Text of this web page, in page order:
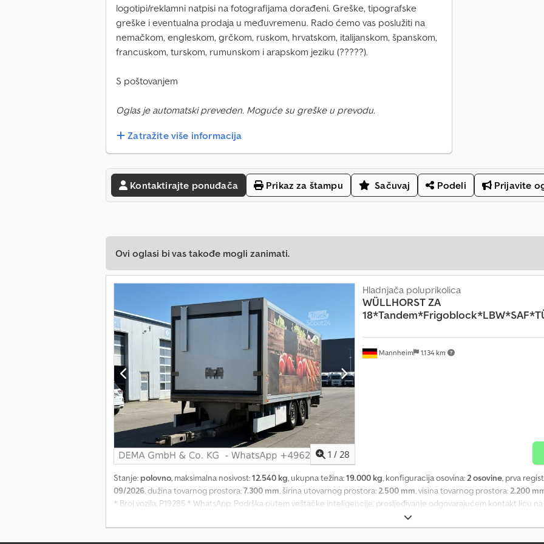
logotipi/reklamni natpisi na fotografijama dorađeni. Greške, tipografske
greške i eventualna prodaja u međuvremenu. Rado ćemo vas poslužiti na
nemačkom, engleskom, grčkom, ruskom, hrvatskom, italijanskom, španskom,
francuskom, turskom, rumunskom i arapskom jeziku (?????).
S poštovanjem
Oglas je automatski preveden. Moguće su greške u prevodu.
Zatražite više informacija
Kontaktirajte ponuđača Prikaz za štampu Sačuvaj Podeli Prijavite
Ovi oglasi bi vas takođe mogli zanimati.
1 / 28
Mannheim 1.134 km
Hladnjača poluprikolica
WÜLLHORST ZA
Stanje: polovno, maksimalna nosivost:12.540 kg, ukupna težina:19.000 kg, konfiguracija osovina:2 osovine, prva
09/2026, dužina tovarnog prostora:7.300 mm, širina utovarnog prostora:2.500 mm, visina tovarnog prostora:2.200
* Broj vozila: P19285 * WhatsApp: Podrška putem veštačke inteligencije, prosljeđivanje odgovarajućem kontakt licu
Potpuna vazdušna suspenzija Crjdjzgp Hwspfx Am Eof * Frigoblock EK25 U rashladna jedinica * Hlađenje tokom
podizanje i spuštanje * EBS * Wüllhorst 2500 kg platforma za utovar * Kutija za odlaganje * Disk kočnice * Sistem za
385/55R22,5 * Gume - 2. osovina 385/55R22,5 * Unutrašnje dimenzije: D: 7,30 m, Š: 2,50 m, V: 2,20 m * Tehnički pregled